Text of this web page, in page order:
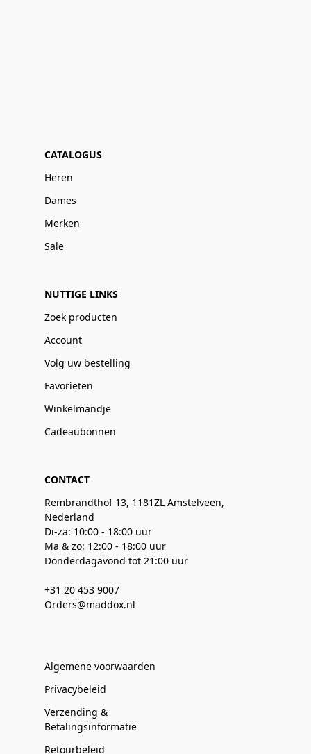
CATALOGUS
Heren
Dames
Merken
Sale
NUTTIGE LINKS
Zoek producten
Account
Volg uw bestelling
Favorieten
Winkelmandje
Cadeaubonnen
CONTACT
Rembrandthof 13, 1181ZL Amstelveen,
Nederland
Di-za: 10:00 - 18:00 uur
Ma & zo: 12:00 - 18:00 uur
Donderdagavond tot 21:00 uur
+31 20 453 9007
Orders@maddox.nl
Algemene voorwaarden
Privacybeleid
Verzending &
Betalingsinformatie
Retourbeleid